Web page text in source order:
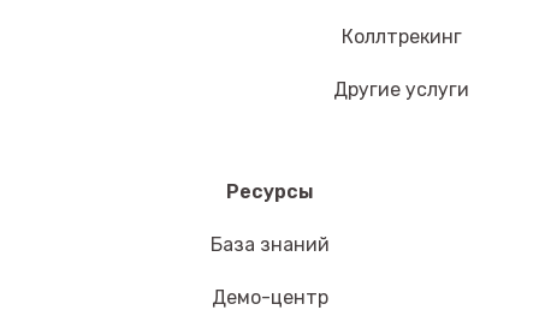
Коллтрекинг
Другие услуги
Ресурсы
База знаний
Демо-центр